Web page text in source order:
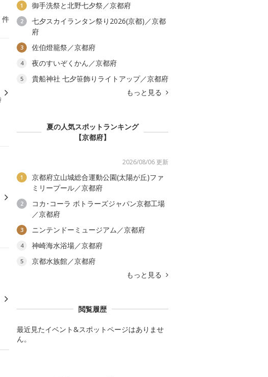
件
1 御手洗祭と北野七夕祭／京都府
2
七夕スカイランタン祭り2026(京都)／京都
府
3 佐伯燈籠祭／京都府
4 夜のすいぞくかん／京都府
5
貴船神社 七夕笹飾りライトアップ／京都府
もっと見る
夏の人気スポットランキング
【京都府】
2026/08/06 更新
1
京都府立山城総合運動公園(太陽が丘)ファ
ミリープール／京都府
2
コカ･コーラ ボトラーズジャパン京都工場
／京都府
3 ニンテンドーミュージアム／京都府
4 神崎海水浴場／京都府
5
京都水族館／京都府
もっと見る
閲覧履歴
最近見たイベント&スポットページはありませ
ん。